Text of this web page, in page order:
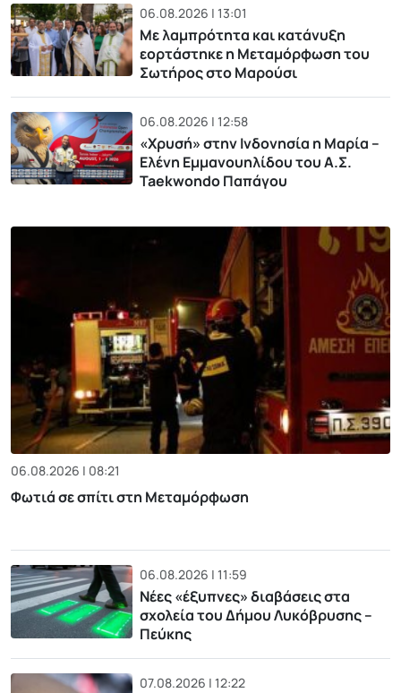
06.08.2026 | 13:01
Με λαμπρότητα και κατάνυξη
εορτάστηκε η Μεταμόρφωση του
Σωτήρος στο Μαρούσι
06.08.2026 | 12:58
«Χρυσή» στην Ινδονησία η Μαρία –
Ελένη Εμμανουηλίδου του Α.Σ.
Taekwondo Παπάγου
06.08.2026 | 08:21
Φωτιά σε σπίτι στη Μεταμόρφωση
06.08.2026 | 11:59
Νέες «έξυπνες» διαβάσεις στα
σχολεία του Δήμου Λυκόβρυσης –
Πεύκης
07.08.2026 | 12:22